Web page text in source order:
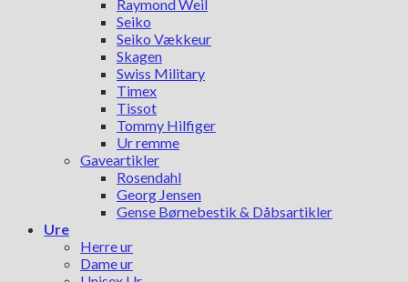
Raymond Weil
Seiko
Seiko Vækkeur
Skagen
Swiss Military
Timex
Tissot
Tommy Hilfiger
Ur remme
Gaveartikler
Rosendahl
Georg Jensen
Gense Børnebestik & Dåbsartikler
Ure
Herre ur
Dame ur